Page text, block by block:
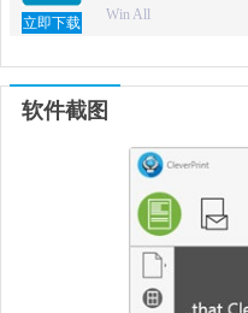
立即下载
Win All
软件截图